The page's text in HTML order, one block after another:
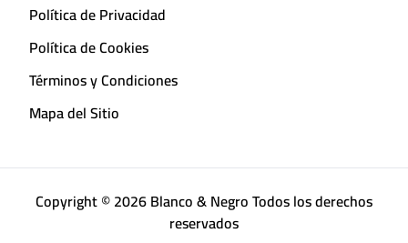
Política de Privacidad
Política de Cookies
Términos y Condiciones
Mapa del Sitio
Copyright © 2026 Blanco & Negro Todos los derechos
reservados